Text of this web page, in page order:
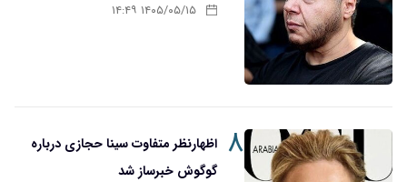
۱۴۰۵/۰۵/۱۵ ۱۴:۴۹
۸ اظهارنظر متفاوت سینا حجازی درباره
گوگوش خبرساز شد